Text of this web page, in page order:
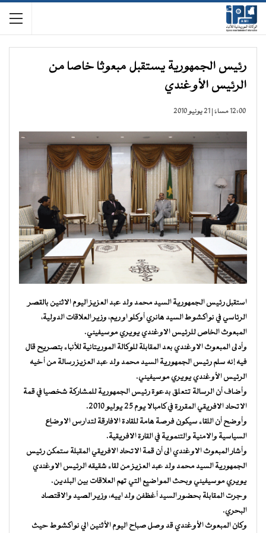
رئيس الجمهورية يستقبل مبعوثا خاصا من
الرئيس الأوغندي
12:00 مساءً | 21 يونيو 2010
استقبل رئيس الجمهورية السيد محمد ولد عبد العزيز اليوم الاثنين بالقصر
الرئاسي في نواكشوط السيد هانري أوكلو او ريم، وزير العلاقات الدولية،
المبعوث الخاص للرئيس الاوغندي يويري موسيفيني.
وأدلى المبعوث الاوغندي بعد المقابلة للوكالة الموريتانية للأنباء بتصريح قال
فيه إنه سلم رئيس الجمهورية السيد محمد ولد عبد العزيز رسالة من أخيه
الرئيس الأوغندي يويري موسيفيني.
وأضاف أن الرسالة تتعلق بدعوة رئيس الجمهورية للمشاركة شخصيا في قمة
الاتحاد الافريقي المقررة في كامبالا يوم 25 يوليو 2010.
وأوضح أن اللقاء سيكون فرصة هامة للقادة الافارقة لتدارس الاوضاع
السياسية والامنية والتنموية في القارة الافريقية.
وأشار المبعوث الاوغندي الى أن قمة الاتحاد الافريقي المقبلة ستمكن رئيس
الجمهورية السيد محمد ولد عبد العزيز من لقاء شقيقه الرئيس الاوغندي
يويري موسيفيني وبحث المواضيع التي تهم العلاقات بين البلدين.
وجرت المقابلة بحضور السيد أغظفن ولد اييه، وزير الصيد والاقتصاد
البحري.
وكان المبعوث الأوغندي قد وصل صباح اليوم الأثنين الي نواكشوط حيث